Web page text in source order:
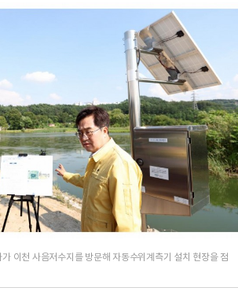
이천 사음저수지를 방문해 자동수위계측기 설치 현장을 점